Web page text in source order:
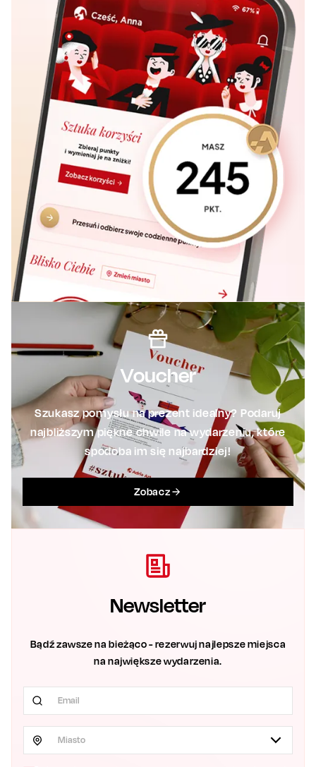
Voucher
Szukasz pomysłu na prezent idealny? Podaruj
najbliższym piękne chwile na wydarzeniu, które
spodoba im się najbardziej!
Zobacz
Newsletter
Bądź zawsze na bieżąco - rezerwuj najlepsze miejsca
na największe wydarzenia.
Miasto